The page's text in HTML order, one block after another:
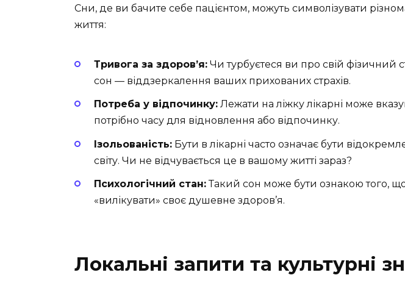
Сни, де ви бачите себе пацієнтом, можуть символізувати
життя:
Тривога за здоров’я: Чи турбуєтеся ви про свій фізичний
сон — віддзеркалення ваших прихованих страхів.
Потреба у відпочинку: Лежати на ліжку лікарні може
потрібно часу для відновлення або відпочинку.
Ізольованість: Бути в лікарні часто означає бути
світу. Чи не відчувається це в вашому житті зараз?
Психологічний стан:Такий сон може бути ознакою того,
«вилікувати» своє душевне здоров’я.
Локальні запити та культурні